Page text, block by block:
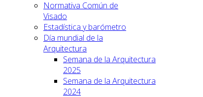
Normativa Común de
Visado
Estadística y barómetro
Día mundial de la
Arquitectura
Semana de la Arquitectura
2025
Semana de la Arquitectura
2024